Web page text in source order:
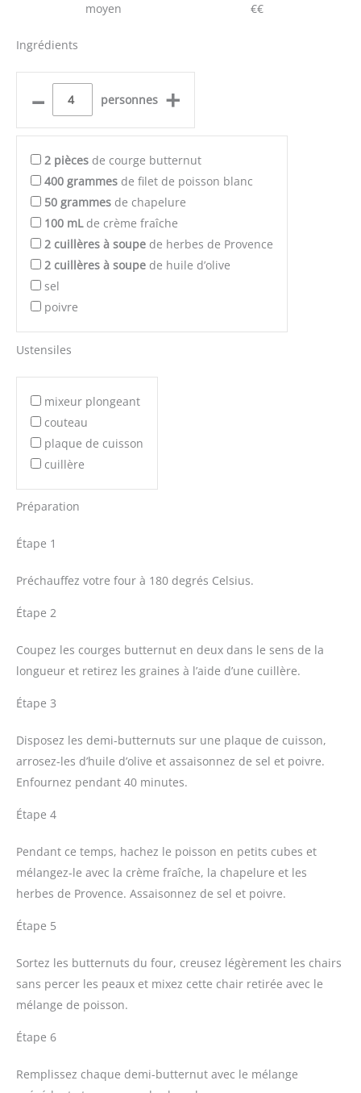
moyen €€
Ingrédients
– personnes +
2 pièces de courge butternut
400 grammes de filet de poisson blanc
50 grammes de chapelure
100 mLde crème fraîche
2 cuillères à soupe de herbes de Provence
2 cuillères à soupe de huile d’olive
sel
poivre
Ustensiles
mixeur plongeant
couteau
plaque de cuisson
cuillère
Préparation
Étape 1
Préchauffez votre four à 180 degrés Celsius.
Étape 2
Coupez les courges butternut en deux dans le sens de la
longueur et retirez les graines à l’aide d’une cuillère.
Étape 3
Disposez les demi-butternuts sur une plaque de cuisson,
arrosez-les d’huile d’olive et assaisonnez de sel et poivre.
Enfournez pendant 40 minutes.
Étape 4
Pendant ce temps, hachez le poisson en petits cubes et
mélangez-le avec la crème fraîche, la chapelure et les
herbes de Provence. Assaisonnez de sel et poivre.
Étape 5
Sortez les butternuts du four, creusez légèrement les chairs
sans percer les peaux et mixez cette chair retirée avec le
mélange de poisson.
Étape 6
Remplissez chaque demi-butternut avec le mélange